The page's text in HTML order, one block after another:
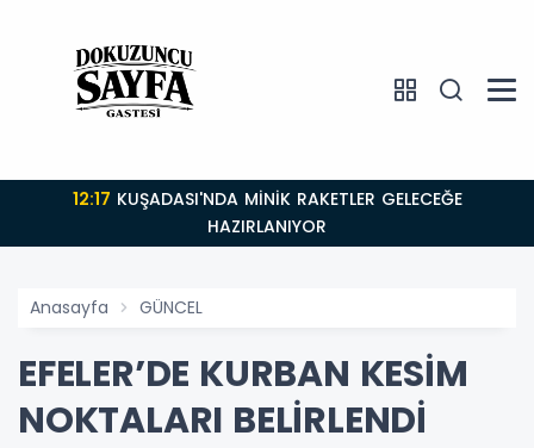
12:17
HAZIRLANIYOR
Anasayfa GÜNCEL
EFELER’DE KURBAN KESİM
NOKTALARI BELİRLENDİ